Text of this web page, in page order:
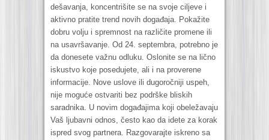
dešavanja, koncentrišite se na svoje ciljeve i
aktivno pratite trend novih događaja. Pokažite
dobru volju i spremnost na različite promene ili
na usavršavanje. Od 24. septembra, potrebno je
da donesete važnu odluku. Oslonite se na lično
iskustvo koje posedujete, ali i na proverene
informacije. Nove uslove ili dugoročniji uspeh,
nije moguće ostvariti bez podrške bliskih
saradnika. U novim događajima koji obeležavaju
Vaš ljubavni odnos, često kao da idete za korak
ispred svog partnera. Razgovarajte iskreno sa